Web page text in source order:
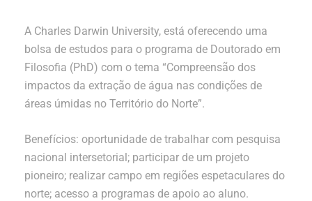
A Charles Darwin University, está oferecendo uma
bolsa de estudos para o programa de Doutorado em
Filosofia (PhD) com o tema “Compreensão dos
impactos da extração de água nas condições de
áreas úmidas no Território do Norte”.
Benefícios: oportunidade de trabalhar com pesquisa
nacional intersetorial; participar de um projeto
pioneiro; realizar campo em regiões espetaculares do
norte; acesso a programas de apoio ao aluno.